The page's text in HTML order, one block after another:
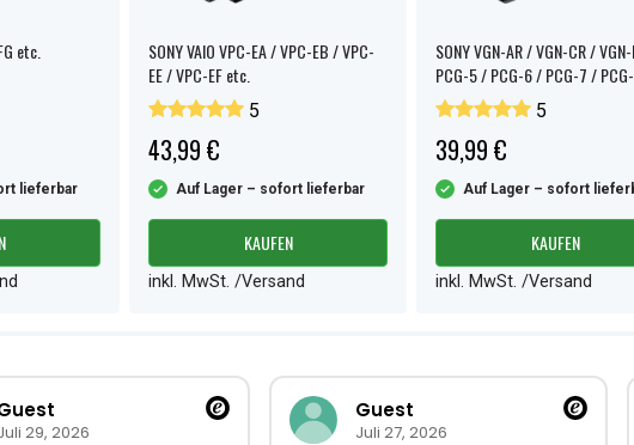
etc.
lieferbar
SONY VAIO VPC-EA / VPC-EB / VPC-
EE / VPC-EF etc.
5
43,99 €
Auf Lager – sofort lieferbar
KAUFEN
inkl. MwSt. /Versand
SONY VGN-AR / VGN-CR /
PCG-5 / PCG-6 / PCG-7 /
5
39,99 €
Auf Lager – sofort
KAUFEN
inkl. MwSt. /Versand
29, 2026
Guest
Juli 27, 2026